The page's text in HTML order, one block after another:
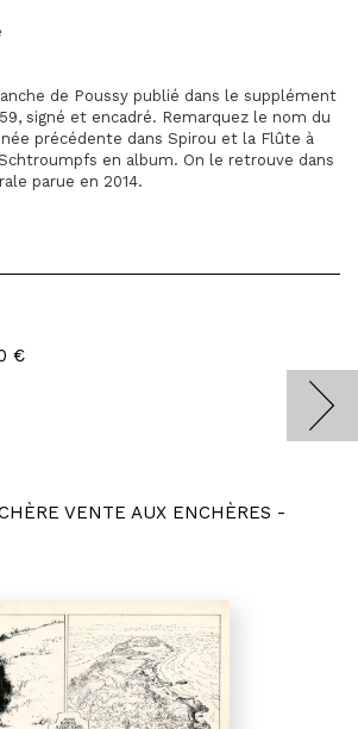
de Poussy publié dans le supplément
signé et encadré. Remarquez le nom du
précédente dans Spirou et la Flûte à
en album. On le retrouve dans
parue en 2014.
€
VENTE AUX ENCHÈRES -